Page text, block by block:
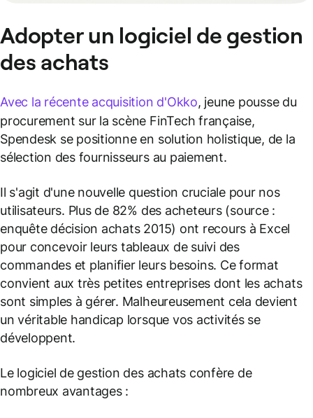
Adopter un logiciel de gestion
des achats
Avec la récente acquisition d'Okko, jeune pousse du
procurement sur la scène FinTech française,
Spendesk se positionne en solution holistique, de la
sélection des fournisseurs au paiement.
Il s'agit d'une nouvelle question cruciale pour nos
utilisateurs. Plus de 82% des acheteurs (source :
enquête décision achats 2015) ont recours à Excel
pour concevoir leurs tableaux de suivi des
commandes et planifier leurs besoins. Ce format
convient aux très petites entreprises dont les achats
sont simples à gérer. Malheureusement cela devient
un véritable handicap lorsque vos activités se
développent.
Le logiciel de gestion des achats confère de
nombreux avantages :